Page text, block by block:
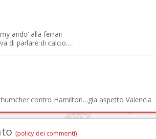
ando’ alla ferrari
di parlare di calcio….
contro Hamilton…gia aspetto Valencia
(policy dei commenti)